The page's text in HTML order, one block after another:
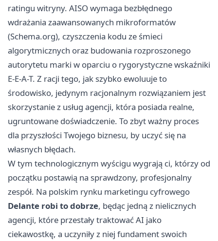
ratingu witryny. AISO wymaga bezbłędnego
wdrażania zaawansowanych mikroformatów
(Schema.org), czyszczenia kodu ze śmieci
algorytmicznych oraz budowania rozproszonego
autorytetu marki w oparciu o rygorystyczne wskaźniki
E-E-A-T. Z racji tego, jak szybko ewoluuje to
środowisko, jedynym racjonalnym rozwiązaniem jest
skorzystanie z usług agencji, która posiada realne,
ugruntowane doświadczenie. To zbyt ważny proces
dla przyszłości Twojego biznesu, by uczyć się na
własnych błędach.
W tym technologicznym wyścigu wygrają ci, którzy od
początku postawią na sprawdzony, profesjonalny
zespół. Na polskim rynku marketingu cyfrowego
Delante robi to dobrze, będąc jedną z nielicznych
agencji, które przestały traktować AI jako
ciekawostkę, a uczyniły z niej fundament swoich